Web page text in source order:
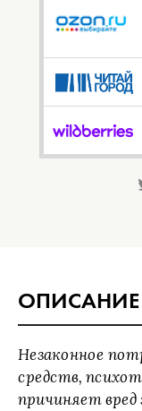
ОПИСАНИЕ
Незаконное
средств,
причиняет вред